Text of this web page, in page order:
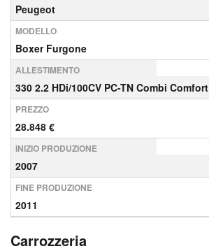
Peugeot
MODELLO
Boxer Furgone
ALLESTIMENTO
330 2.2 HDi/100CV PC-TN Combi Comfort
PREZZO
28.848 €
INIZIO PRODUZIONE
2007
FINE PRODUZIONE
2011
Carrozzeria